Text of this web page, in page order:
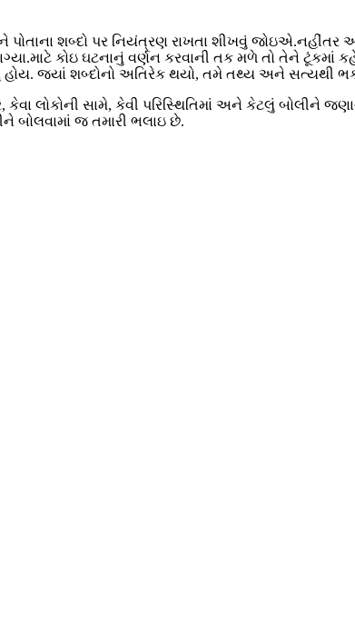
પોતાના શબ્દો પર નિયંત્રણ રાખતા શીખવું
કોઇ ઘટનાનું વર્ણન કરવાની તક મળે તો તેને ટૂંકમાં
હોય. જ્યાં શબ્દોનો અતિરેક થયો, તમે તથ્ય અને સત્યથી
લોકોની સામે, કેવી પરિસ્થિતિમાં અને કેટલું બોલીને
બોલવામાં જ તમારી ભલાઇ છે.